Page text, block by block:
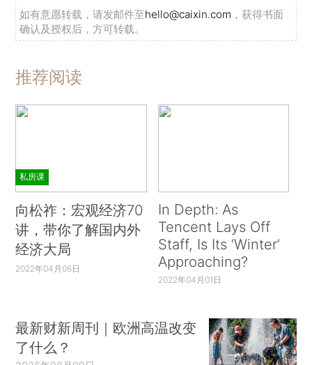
如有意愿转载，请发邮件至hello@caixin.com ，获得书面
确认及授权后，方可转载。
推荐阅读
私房课
向松祚：宏观经济70
讲，带你了解国内外
经济大局
2022年04月06日
In Depth: As
Tencent Lays Off
Staff, Is Its ‘Winter’
Approaching?
2022年04月01日
最新财新周刊｜欧洲高温改变
了什么？